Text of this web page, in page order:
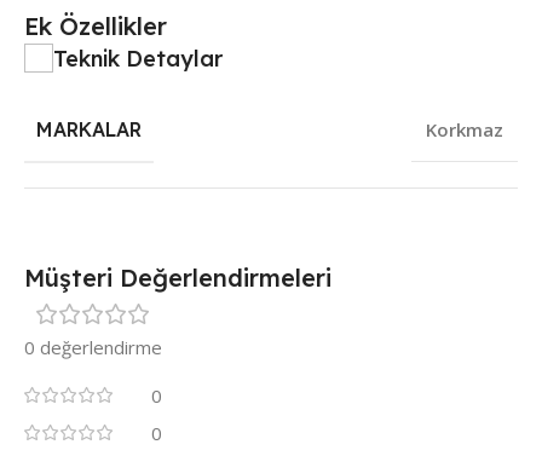
Ek Özellikler
Teknik Detaylar
MARKALAR Korkmaz
Müşteri Değerlendirmeleri
0 değerlendirme
0
0